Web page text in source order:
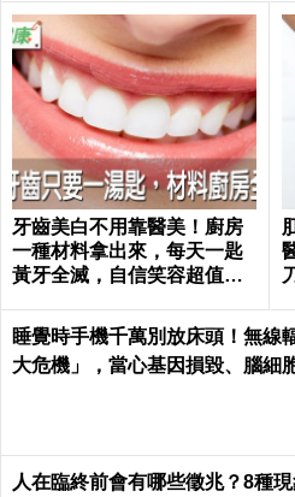
牙齒美白不用靠醫美！廚房
一種材料拿出來，每天一匙
黃牙全滅，自信笑容超值｜
睡覺時手機千萬別放床頭！無線
大危機」，當心基因損毀、腦細
人在臨終前會有哪些徵兆？8種